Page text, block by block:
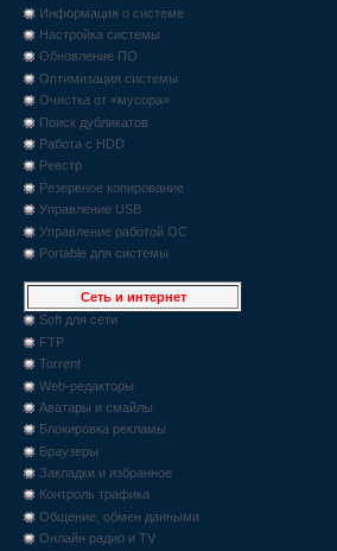
Информация о системе
Настройка системы
Обновление ПО
Оптимизация системы
Очистка от «мусора»
Поиск дубликатов
Работа с HDD
Реестр
Резервное копирование
Управление USB
Управление работой ОС
Portable для системы
Сеть и интернет
Soft для сети
FTP
Torrent
Web-редакторы
Аватары и смайлы
Блокировка рекламы
Браузеры
Закладки и избранное
Контроль трафика
Общение, обмен данными
Онлайн радио и TV